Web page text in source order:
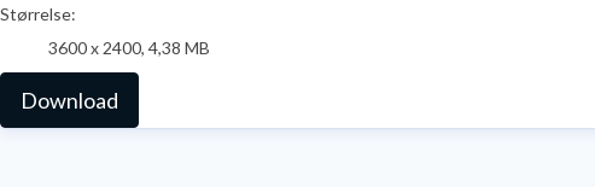
Størrelse:
3600 x 2400, 4,38 MB
Download